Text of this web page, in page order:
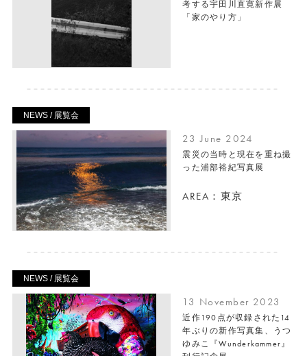
考する宇田川直寛新作展
「家のやり方」
NEWS / 展覧会
23 June 2024
震災の当時と現在を重ね撮
った浦部裕紀写真展
AREA：東京
NEWS / 展覧会
13 November 2023
近作190点が収録された14
年ぶりの新作写真集、うつ
ゆみこ『Wunderkammer』